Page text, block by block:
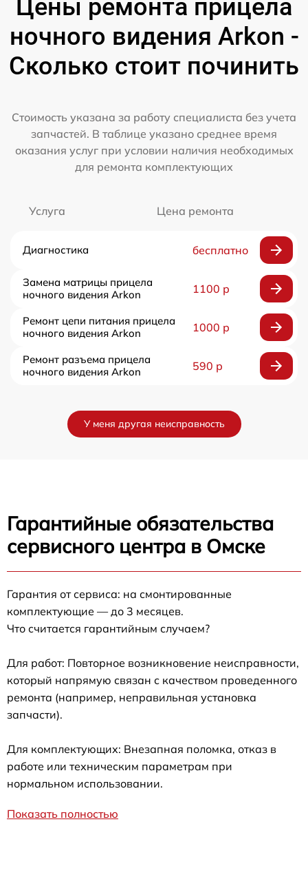
Цены ремонта прицела
ночного видения Arkon -
Сколько стоит починить
Стоимость указана за работу специалиста без учета
запчастей. В таблице указано среднее время
оказания услуг при условии наличия необходимых
для ремонта комплектующих
Услуга Цена ремонта
Диагностика бесплатно
Замена матрицы прицела
ночного видения Arkon
1100 р
Ремонт цепи питания прицела
ночного видения Arkon
1000 р
Ремонт разъема прицела
ночного видения Arkon
590 р
У меня другая неисправность
Гарантийные обязательства
сервисного центра в Омске
Гарантия от сервиса: на смонтированные
комплектующие — до 3 месяцев.
Что считается гарантийным случаем?
Для работ: Повторное возникновение неисправности,
который напрямую связан с качеством проведенного
ремонта (например, неправильная установка
запчасти).
Для комплектующих: Внезапная поломка, отказ в
работе или техническим параметрам при
нормальном использовании.
Показать полностью